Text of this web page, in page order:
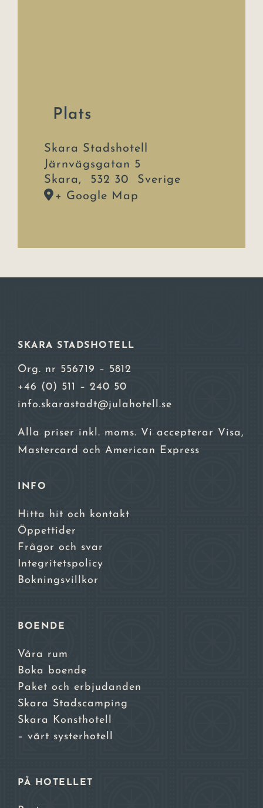
Plats
Skara Stadshotell
Järnvägsgatan 5
Skara, 532 30
Sverige
+ Google Map
SKARA STADSHOTELL
Org. nr 556719 – 5812
+46 (0) 511 – 240 50
info.skarastadt@julahotell.se
Alla priser inkl. moms. Vi accepterar Visa,
Mastercard och American Express
INFO
Hitta hit och kontakt
Öppettider
Frågor och svar
Integritetspolicy
Bokningsvillkor
BOENDE
Våra rum
Boka boende
Paket och erbjudanden
Skara Stadscamping
Skara Konsthotell
– vårt systerhotell
PÅ HOTELLET